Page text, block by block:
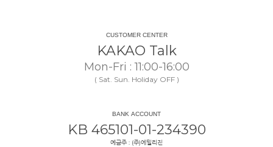
CUSTOMER CENTER
KAKAO Talk
Mon-Fri : 11:00-16:00
( Sat. Sun. Holiday OFF )
BANK ACCOUNT
KB 465101-01-234390
예금주 : (주)에밀리진